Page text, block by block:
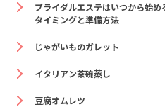
ブライダルエステはいつから始
タイミングと準備方法
じゃがいものガレット
イタリアン茶碗蒸し
豆腐オムレツ